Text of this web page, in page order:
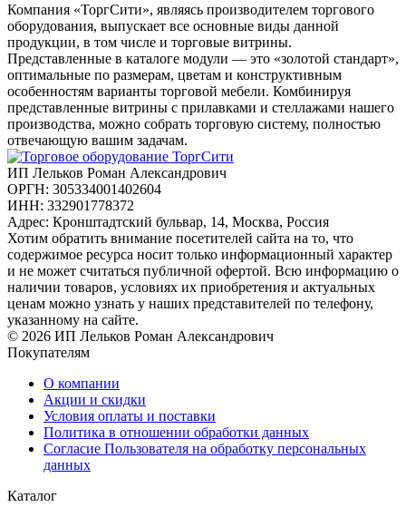
Компания «ТоргСити», являясь производителем торгового
оборудования, выпускает все основные виды данной
продукции, в том числе и торговые витрины.
Представленные в каталоге модули — это «золотой стандарт»,
оптимальные по размерам, цветам и конструктивным
особенностям варианты торговой мебели. Комбинируя
представленные витрины с прилавками и стеллажами нашего
производства, можно собрать торговую систему, полностью
отвечающую вашим задачам.
ИП Лельков Роман Александрович
ОРГН: 305334001402604
ИНН: 332901778372
Адрес: Кронштадтский бульвар, 14, Москва, Россия
Хотим обратить внимание посетителей сайта на то, что
содержимое ресурса носит только информационный характер
и не может считаться публичной офертой. Всю информацию о
наличии товаров, условиях их приобретения и актуальных
ценам можно узнать у наших представителей по телефону,
указанному на сайте.
© 2026 ИП Лельков Роман Александрович
Покупателям
О компании
Акции и скидки
Условия оплаты и поставки
Политика в отношении обработки данных
Согласие Пользователя на обработку персональных
данных
Каталог